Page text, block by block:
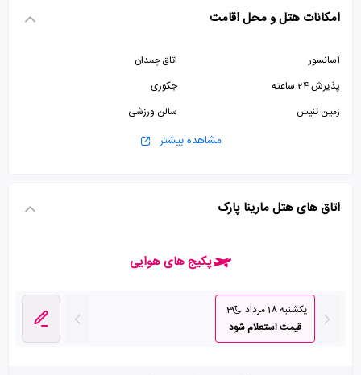
امکانات هتل و محل اقامت
آسانسور
اتاق چمدان
پذیرش 24 ساعته
جکوزی
زمین تنیس
سالن ورزشی
پارکینگ
مشاهده بیشتر
اتاق های هتل مارینا پارک
پکیج های هوایی
یکشنبه 18 مرداد
3
قیمت استعلام شود